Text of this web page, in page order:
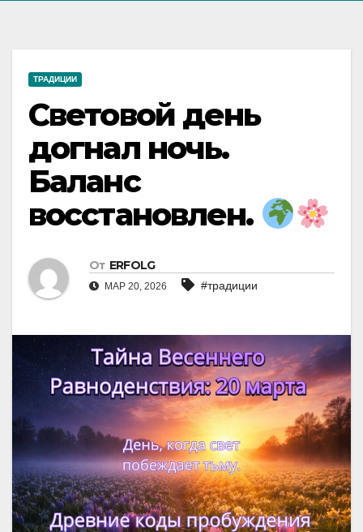
ТРАДИЦИИ
Световой день
догнал ночь.
Баланс
восстановлен.
От ERFOLG
МАР 20, 2026 #традиции